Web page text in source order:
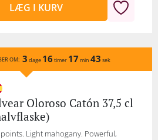
LÆG I KURV
OM: 3 dage 16 timer 17 min 43 sek
Oloroso Catón 37,5 cl
Light mahogany. Powerful,